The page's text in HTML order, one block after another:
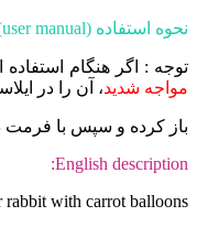
نحوه استفاده (user manual):
توجه : اگر هنگام
مواجه شدید، آن را در
باز کرده و سپس با فرمت
English description:
with carrot balloons